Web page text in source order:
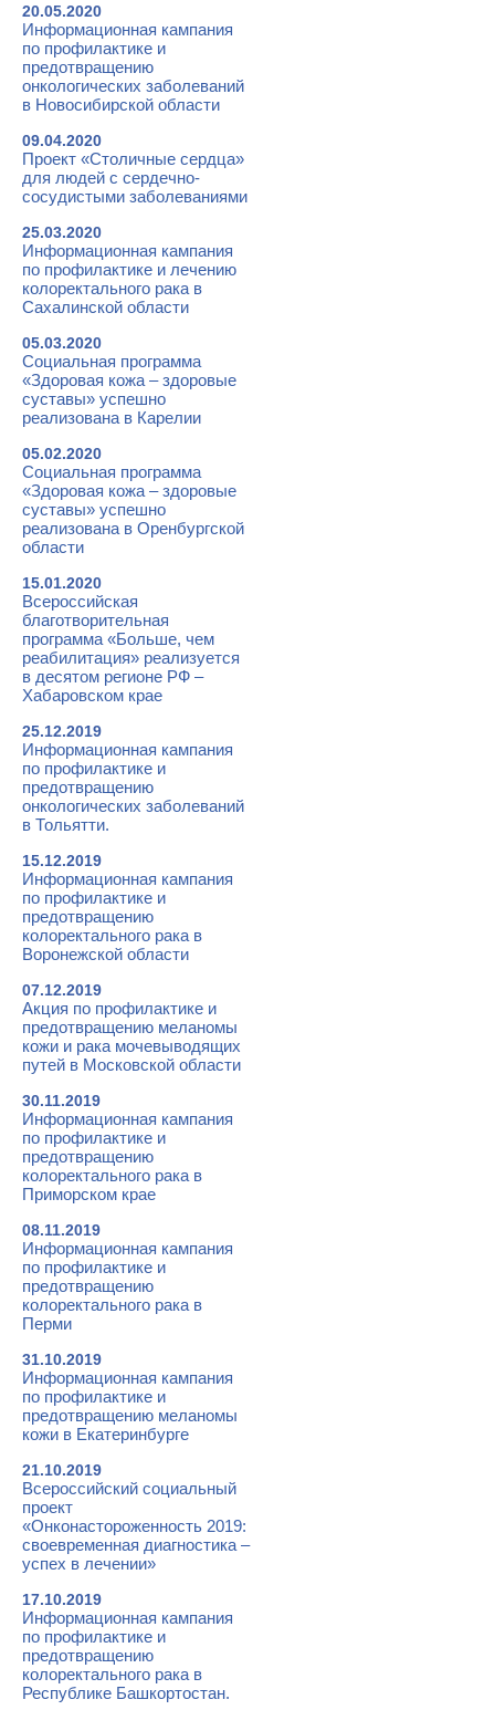
20.05.2020
Информационная кампания
по профилактике и
предотвращению
онкологических заболеваний
в Новосибирской области
09.04.2020
Проект «Столичные сердца»
для людей с сердечно-
сосудистыми заболеваниями
25.03.2020
Информационная кампания
по профилактике и лечению
колоректального рака в
Сахалинской области
05.03.2020
Социальная программа
«Здоровая кожа – здоровые
суставы» успешно
реализована в Карелии
05.02.2020
Социальная программа
«Здоровая кожа – здоровые
суставы» успешно
реализована в Оренбургской
области
15.01.2020
Всероссийская
благотворительная
программа «Больше, чем
реабилитация» реализуется
в десятом регионе РФ –
Хабаровском крае
25.12.2019
Информационная кампания
по профилактике и
предотвращению
онкологических заболеваний
в Тольятти.
15.12.2019
Информационная кампания
по профилактике и
предотвращению
колоректального рака в
Воронежской области
07.12.2019
Акция по профилактике и
предотвращению меланомы
кожи и рака мочевыводящих
путей в Московской области
30.11.2019
Информационная кампания
по профилактике и
предотвращению
колоректального рака в
Приморском крае
08.11.2019
Информационная кампания
по профилактике и
предотвращению
колоректального рака в
Перми
31.10.2019
Информационная кампания
по профилактике и
предотвращению меланомы
кожи в Екатеринбурге
21.10.2019
Всероссийский социальный
проект
«Онконастороженность 2019:
своевременная диагностика –
успех в лечении»
17.10.2019
Информационная кампания
по профилактике и
предотвращению
колоректального рака в
Республике Башкортостан.